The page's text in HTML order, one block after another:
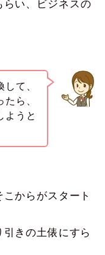
らい、ビジネスの
て、
ら、
ようと
からがスタート
きの土俵にすら